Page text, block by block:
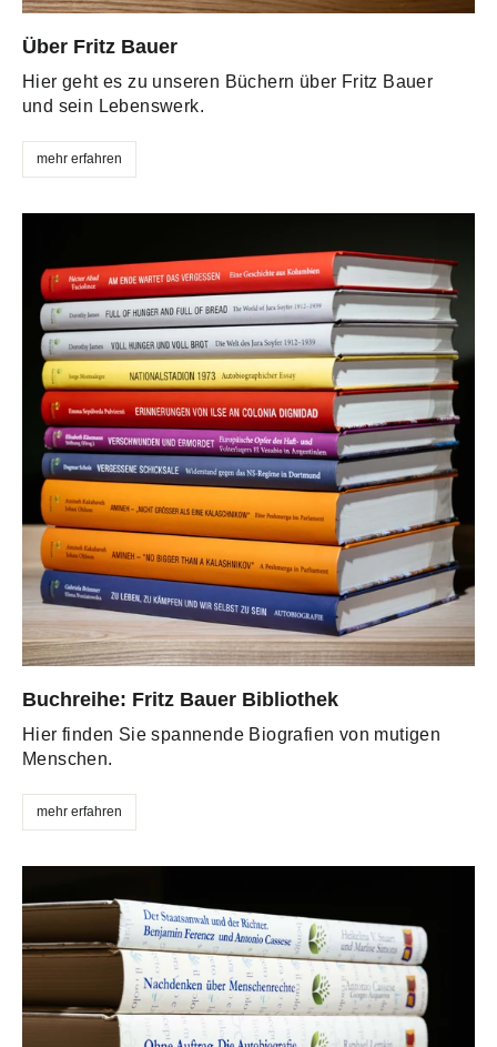
Über Fritz Bauer
Hier geht es zu unseren Büchern über Fritz Bauer
und sein Lebenswerk.
mehr erfahren
Buchreihe: Fritz Bauer Bibliothek
Hier finden Sie spannende Biografien von mutigen
Menschen.
mehr erfahren